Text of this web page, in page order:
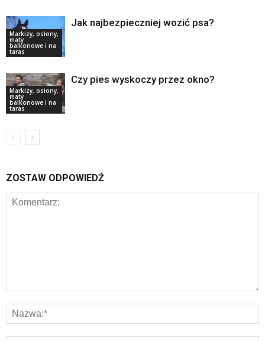
Markizy, osłony,
maty
balkonowe i na
taras
Jak najbezpieczniej wozić psa?
Markizy, osłony,
maty
balkonowe i na
taras
Czy pies wyskoczy przez okno?
ZOSTAW ODPOWIEDŹ